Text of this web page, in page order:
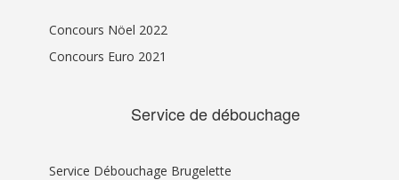
Concours Nöel 2022
Concours Euro 2021
Service de débouchage
Service Débouchage Brugelette